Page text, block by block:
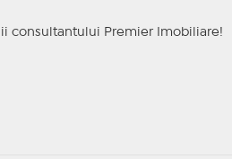
consultantului Premier Imobiliare!